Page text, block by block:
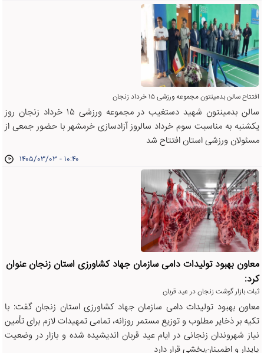
افتتاح سالن بدمینتون مجموعه ورزشی ۱۵ خرداد زنجان
سالن بدمینتون شهید دستغیب در مجموعه ورزشی ۱۵ خرداد زنجان روز
یکشنبه به مناسبت سوم خرداد سالروز آزادسازی خرمشهر با حضور جمعی از
مسئولان ورزشی استان افتتاح شد
۱۴۰۵/۰۳/۰۳ - ۱۰:۴۰
معاون بهبود تولیدات دامی سازمان جهاد کشاورزی استان زنجان عنوان
کرد:
ثبات بازار گوشت زنجان در عید قربان
معاون بهبود تولیدات دامی سازمان جهاد کشاورزی استان زنجان گفت: با
تکیه بر ذخایر مطلوب و توزیع مستمر روزانه، تمامی تمهیدات لازم برای تأمین
نیاز شهروندان زنجانی در ایام عید قربان اندیشیده شده و بازار در وضعیت
پایدار و اطمینان‌بخشی قرار دارد